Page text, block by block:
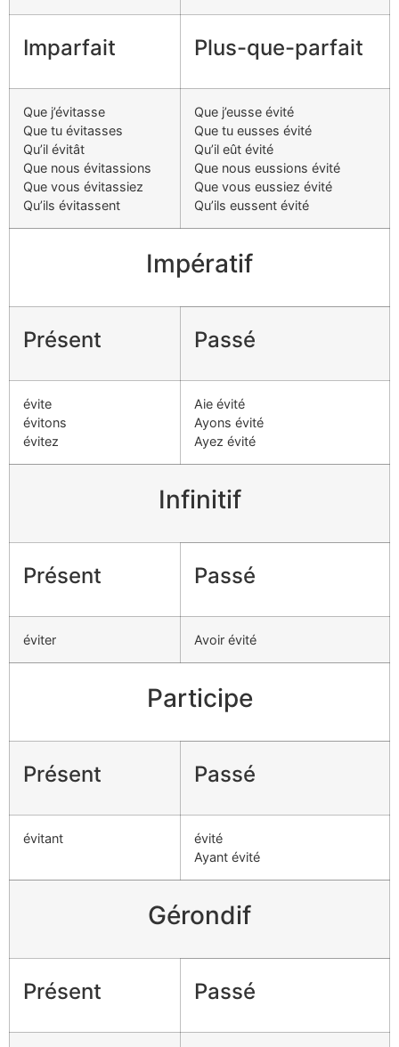
Imparfait Plus-que-parfait
Que j’évitasse
Que tu évitasses
Qu’il évitât
Que nous évitassions
Que vous évitassiez
Qu’ils évitassent
Que j’eusse évité
Que tu eusses évité
Qu’il eût évité
Que nous eussions évité
Que vous eussiez évité
Qu’ils eussent évité
Impératif
Présent Passé
évite
évitons
évitez
Aie évité
Ayons évité
Ayez évité
Infinitif
Présent Passé
éviter Avoir évité
Participe
Présent Passé
évitant
évité
Ayant évité
Gérondif
Présent Passé